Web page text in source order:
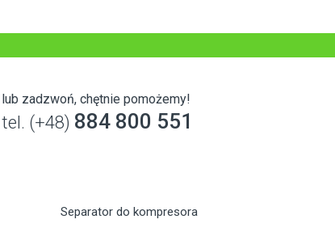
lub zadzwoń, chętnie pomożemy!
tel. (+48) 884 800 551
Separator do kompresora